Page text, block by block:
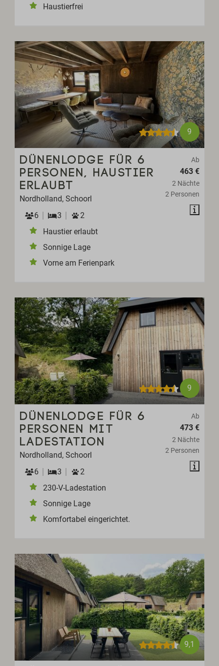
Haustierfrei
9
Ab
463 €
2 Nächte
2 Personen
DÜNENLODGE FÜR 6
PERSONEN, HAUSTIER
ERLAUBT
Nordholland, Schoorl
6
3
2
Haustier erlaubt
Sonnige Lage
Vorne am Ferienpark
9
Ab
473 €
2 Nächte
2 Personen
DÜNENLODGE FÜR 6
PERSONEN MIT
LADESTATION
Nordholland, Schoorl
6
3
2
230-V-Ladestation
Sonnige Lage
Komfortabel eingerichtet.
9,1